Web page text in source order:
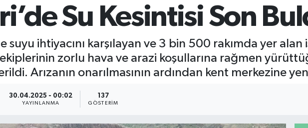
Su Kesintisi Son
suyu ihtiyacını karşılayan ve 3 bin 500 rakımda yer
zorlu hava ve arazi koşullarına rağmen
Arızanın onarılmasının ardından kent merkezine
30.04.2025 - 00:02
YAYINLANMA
137
GÖSTERIM